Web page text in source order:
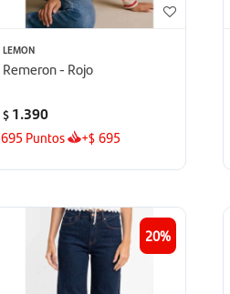
LEMON
Remeron - Rojo
$ 1.390
695 Puntos +$ 695
20